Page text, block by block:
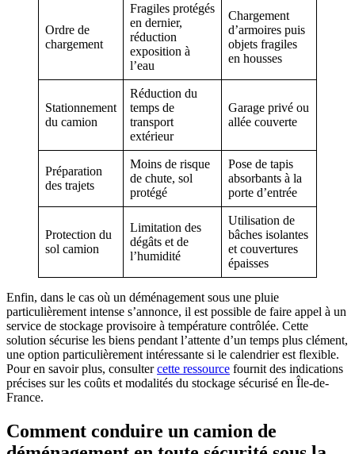
Ordre de
chargement
Fragiles protégés
en dernier,
réduction
exposition à
l’eau
Chargement
d’armoires puis
objets fragiles
en housses
Stationnement
du camion
Réduction du
temps de
transport
extérieur
Garage privé ou
allée couverte
Préparation
des trajets
Moins de risque
de chute, sol
protégé
Pose de tapis
absorbants à la
porte d’entrée
Protection du
sol camion
Limitation des
dégâts et de
l’humidité
Utilisation de
bâches isolantes
et couvertures
épaisses
Enfin, dans le cas où un déménagement sous une pluie
particulièrement intense s’annonce, il est possible de faire appel à un
service de stockage provisoire à température contrôlée. Cette
solution sécurise les biens pendant l’attente d’un temps plus clément,
une option particulièrement intéressante si le calendrier est flexible.
Pour en savoir plus, consultercette ressource fournit des indications
précises sur les coûts et modalités du stockage sécurisé en Île-de-
France.
Comment conduire un camion de